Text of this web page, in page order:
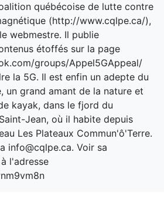
québécoise de lutte contre
(http://www.cqlpe.ca/),
webmestre. Il publie
étoffés sur la page
groups/Appel5GAppeal/
la 5G. Il est enfin un adepte du
un grand amant de la nature et
kayak, dans le fjord du
Jean, où il habite depuis
Les Plateaux Commun'ô'Terre.
info@cqlpe.ca. Voir sa
l'adresse